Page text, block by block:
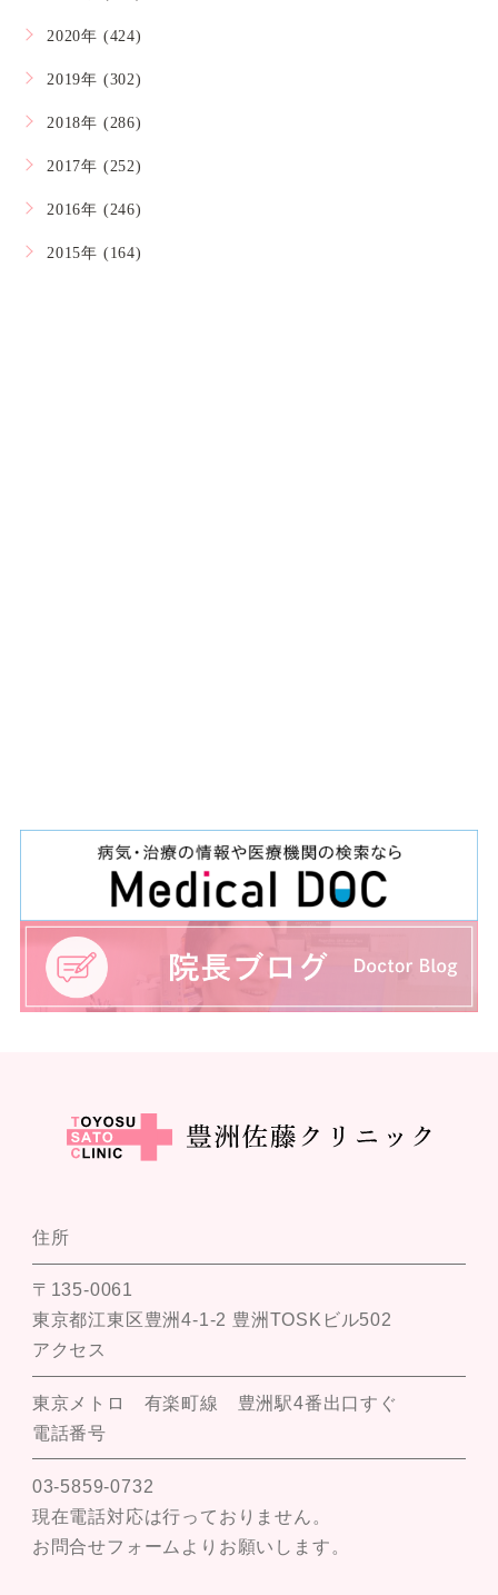
2020年 (424)
2019年 (302)
2018年 (286)
2017年 (252)
2016年 (246)
2015年 (164)
住所
〒135-0061
東京都江東区豊洲4-1-2 豊洲TOSKビル502
アクセス
東京メトロ 有楽町線 豊洲駅4番出口すぐ
電話番号
03-5859-0732
現在電話対応は行っておりません。
お問合せフォームよりお願いします。